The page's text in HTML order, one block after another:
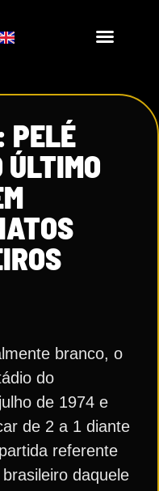
PELÉ
branco, o
do
de 1974 e
de 2 a 1 diante
referente
daquele